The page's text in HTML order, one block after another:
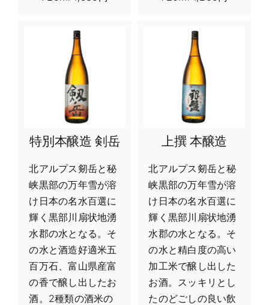
特別本醸造 剣岳
北アルプス剱岳と秘
峡黒部の万年雪が溶
け日本の名水百選に
輝く黒部川扇状地湧
水郡の水となる。そ
の水と酒造好適米五
百万石、富山県産富
の香で醸し出したお
酒。2種類の酒米の
上撰 本醸造
北アルプス剱岳と秘
峡黒部の万年雪が溶
け日本の名水百選に
輝く黒部川扇状地湧
水郡の水となる。そ
の水と精白度の高い
加工米で醸し出した
お酒。スッキリとし
たのどごしの良い飲